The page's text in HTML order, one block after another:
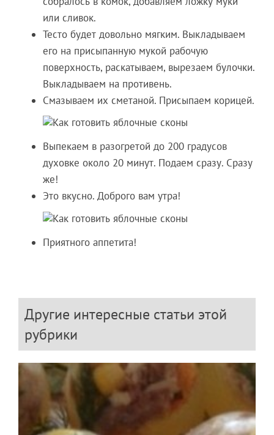
или сливок.
Тесто будет довольно мягким. Выкладываем
его на присыпанную мукой рабочую
поверхность, раскатываем, вырезаем булочки.
Выкладываем на противень.
Смазываем их сметаной. Присыпаем корицей.
Выпекаем в разогретой до 200 градусов
духовке около 20 минут. Подаем сразу. Сразу
же!
Это вкусно. Доброго вам утра!
Приятного аппетита!
Другие интересные статьи этой
рубрики